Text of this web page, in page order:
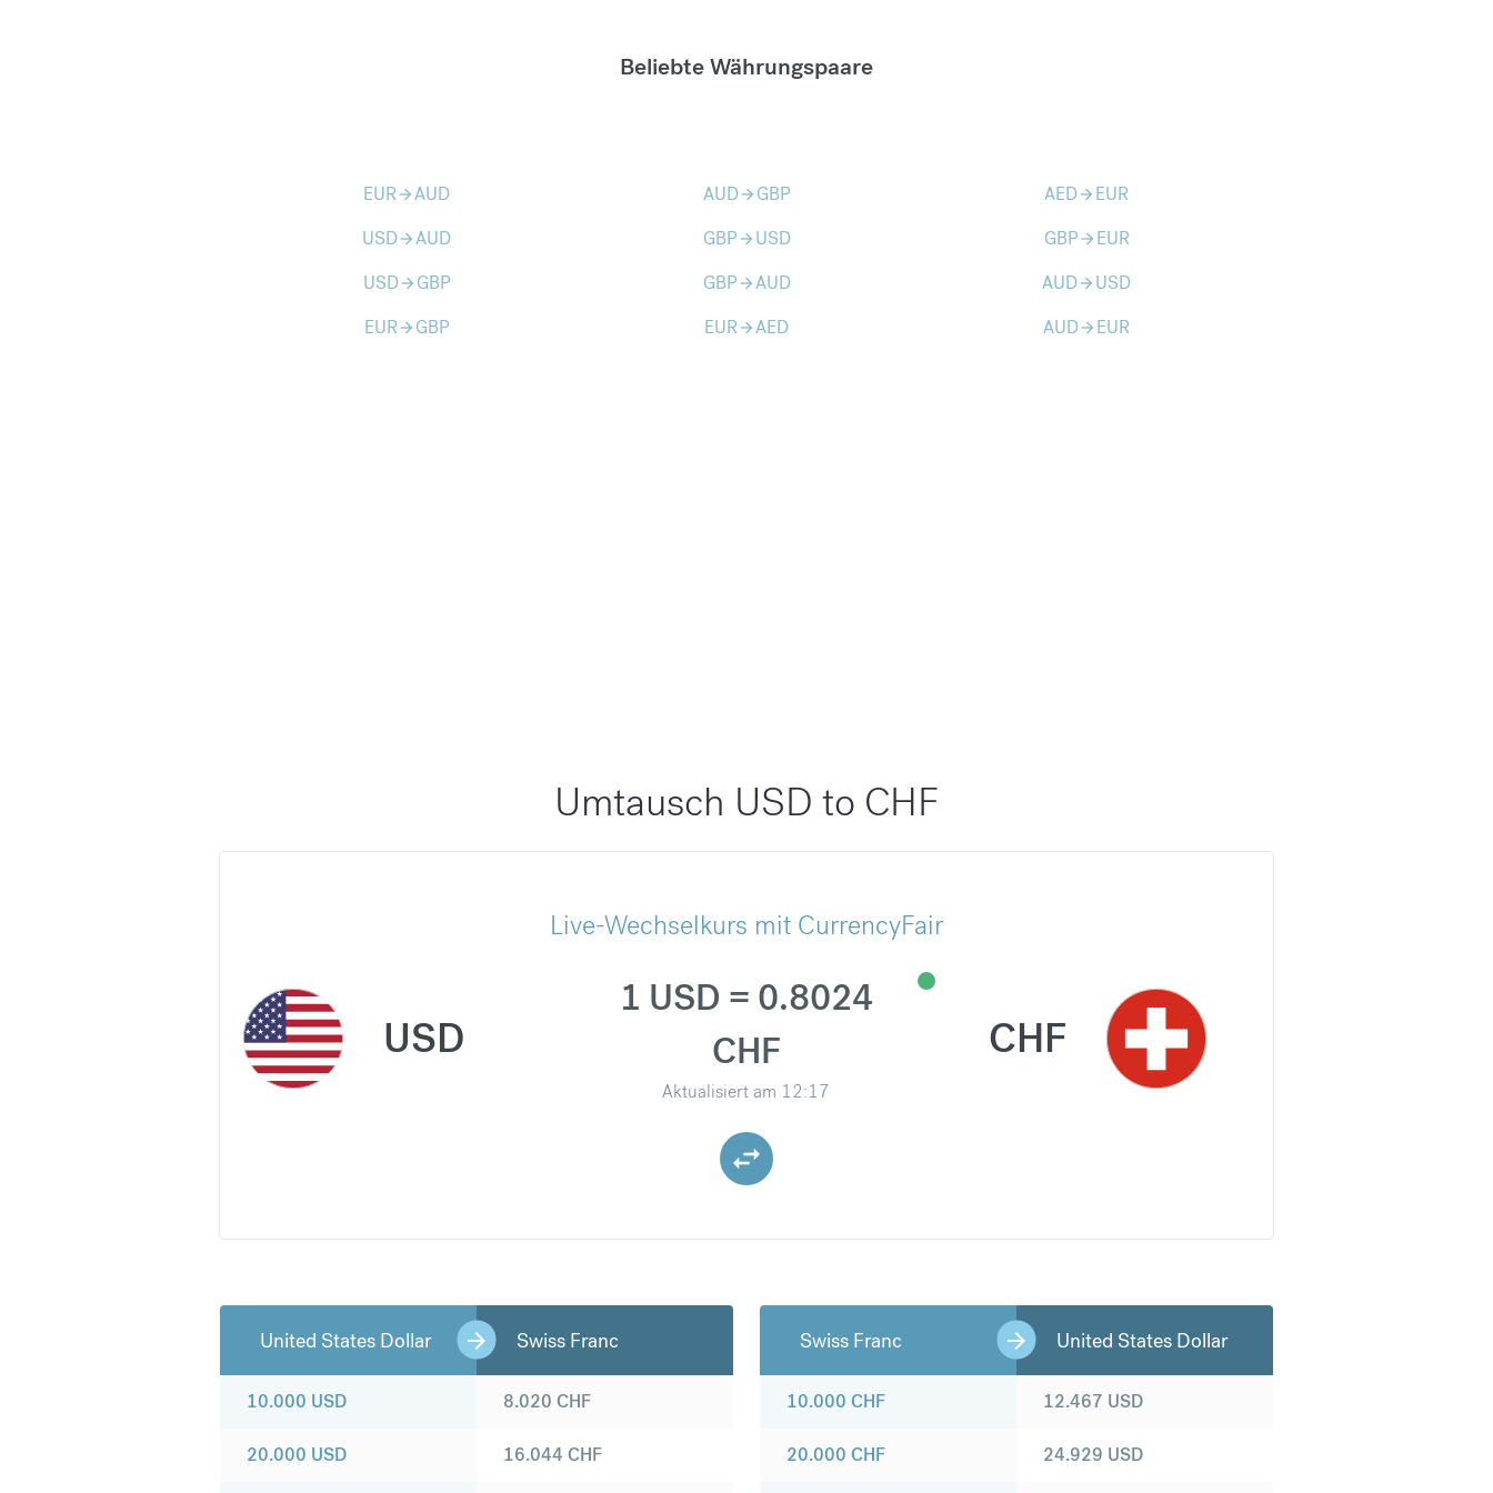
Beliebte Währungspaare
EURarrow_forwardAUD AUDarrow_forward GBP AEDarrow_forward EUR
USDarrow_forwardAUD GBParrow_forward USD GBParrow_forward EUR
USDarrow_forward GBP GBParrow_forwardAUD AUDarrow_forward USD
EURarrow_forward GBP EURarrow_forwardAED AUDarrow_forward EUR
Umtausch USD to CHF
Live-Wechselkurs mit CurrencyFair
USD
1 USD = 0.8024
CHF
Aktualisiert am 12:17
CHF
United States Dollar Swiss Franc
10.000 USD
20.000 USD
8.020 CHF
16.044 CHF
Swiss Franc United States Dollar
10.000 CHF
20.000 CHF
12.467 USD
24.929 USD